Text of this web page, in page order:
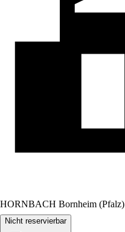
HORNBACH Bornheim (Pfalz)
Nicht reservierbar